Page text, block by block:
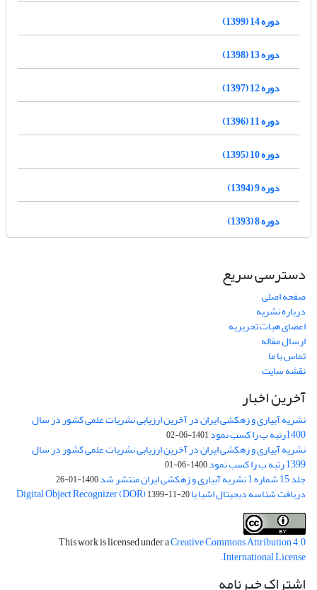
دوره 14 (1399)
دوره 13 (1398)
دوره 12 (1397)
دوره 11 (1396)
دوره 10 (1395)
دوره 9 (1394)
دوره 8 (1393)
دسترسی سریع
صفحه اصلی
درباره نشریه
اعضای هیات تحریریه
ارسال مقاله
تماس با ما
نقشه سایت
آخرین اخبار
نشریه آبیاری و زهکشی ایران در آخرین ارزیابی نشریات علمی کشور در سال
1400رتبه ب را کسب نمود 1401-06-02
نشریه آبیاری و زهکشی ایران در آخرین ارزیابی نشریات علمی کشور در سال
1399 رتبه ب را کسب نمود 1400-06-01
جلد 15 شماره 1 نشریه آبیاری و زهکشی ایران منتشر شد 1400-01-26
دریافت شناسه دیجیتال اشیا یا Digital Object Recognizer (DOR)1399-11-20
This work is licensed under aCreative Commons Attribution 4.0
International License
.
اشتراک خبرنامه